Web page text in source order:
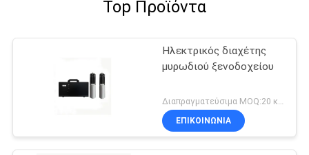
Top Προϊόντα
Ηλεκτρικός διαχέτης
μυρωδιού ξενοδοχείου
ΕΠΙΚΟΙΝΩΝΊΑ